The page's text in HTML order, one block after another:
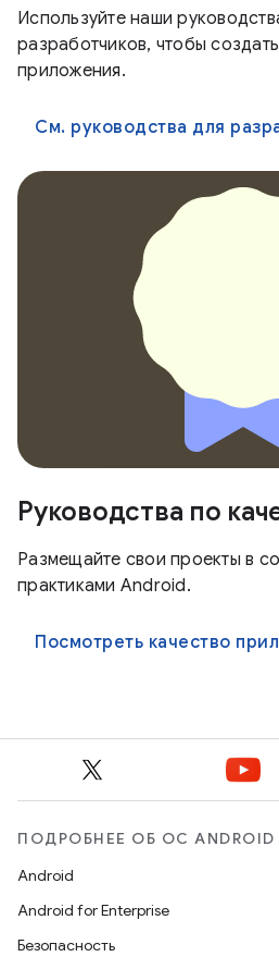
Используйте наши
разработчиков, чтобы
приложения.
См. руководства для
Руководства по
Размещайте свои проекты в
практиками Android.
Посмотреть качество
ПОДРОБНЕЕ ОБ ОС ANDROID
Android
Android for Enterprise
Безопасность